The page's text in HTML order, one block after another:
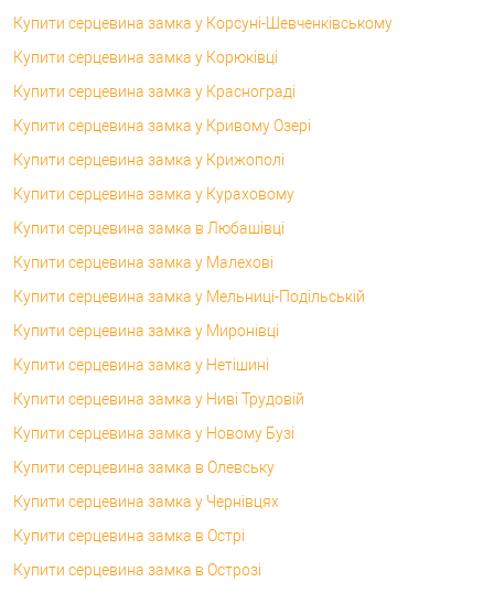
Купити серцевина замка у Корсунi-Шевченківському
Купити серцевина замка у Корюківці
Купити серцевина замка у Краснограді
Купити серцевина замка у Кривому Озері
Купити серцевина замка у Крижополі
Купити серцевина замка у Кураховому
Купити серцевина замка в Любашівці
Купити серцевина замка у Малехові
Купити серцевина замка у Мельниці-Подільській
Купити серцевина замка у Миронівці
Купити серцевина замка у Нетішині
Купити серцевина замка у Ниві Трудовій
Купити серцевина замка у Новому Бузі
Купити серцевина замка в Олевську
Купити серцевина замка у Чернівцях
Купити серцевина замка в Острі
Купити серцевина замка в Острозі